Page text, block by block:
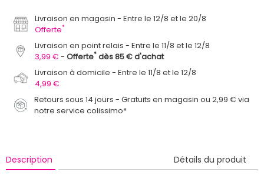
Livraison en magasin
Entre le 12/8 et le 20/8
Offerte*
Livraison en point relais
Entre le 11/8 et le 12/8
3,99 €
Offerte* dès 85 € d'achat
Livraison à domicile
Entre le 11/8 et le 12/8
4,99 €
Retours sous 14 jours - Gratuits en magasin ou 2,99 € via
notre service colissimo*
Description Détails du produit